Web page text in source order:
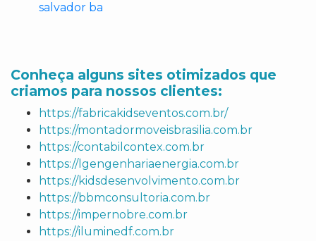
salvador ba
Conheça alguns sites otimizados que
criamos para nossos clientes:
https://fabricakidseventos.com.br/
https://montadormoveisbrasilia.com.br
https://contabilcontex.com.br
https://lgengenhariaenergia.com.br
https://kidsdesenvolvimento.com.br
https://bbmconsultoria.com.br
https://impernobre.com.br
https://iluminedf.com.br